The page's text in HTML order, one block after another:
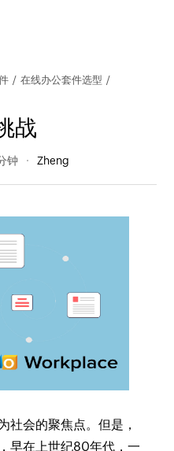
/ 在线办公套件选型 /
战
钟 Zheng
社会的聚焦点。但是，
早在上世纪80年代，一